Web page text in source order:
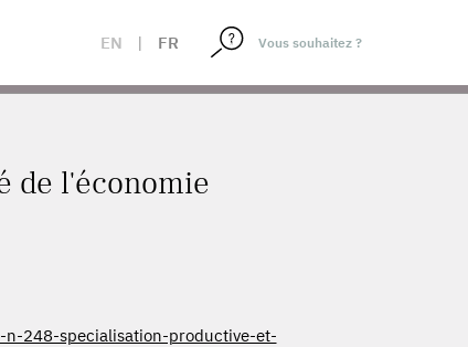
EN | FR
de l'économie
248-specialisation-productive-et-